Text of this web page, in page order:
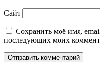
Сайт
Сохранить моё имя,
последующих моих